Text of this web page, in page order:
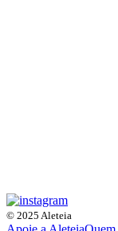
© 2025 Aleteia